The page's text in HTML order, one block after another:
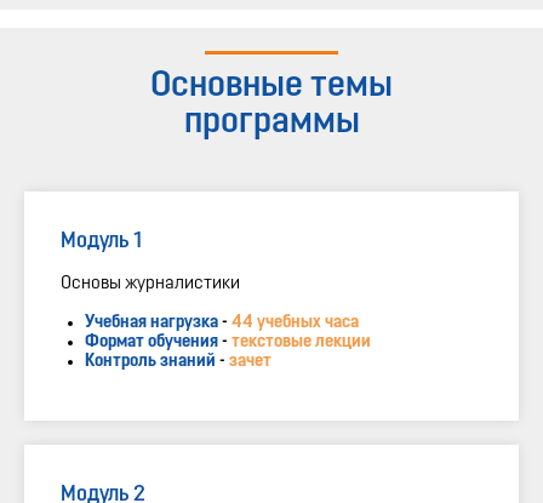
Основные темы
программы
Модуль 1
Основы журналистики
Учебная нагрузка - 44 учебных часа
Формат обучения - текстовые лекции
Контроль знаний - зачет
Модуль 2